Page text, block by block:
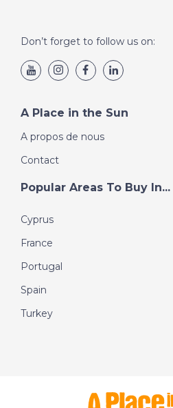
Don’t forget to follow us on:
A Place in the Sun
A propos de nous
Contact
Popular Areas To Buy In...
Cyprus
France
Portugal
Spain
Turkey